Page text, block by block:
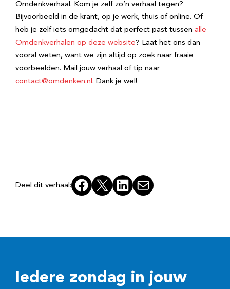
Omdenkverhaal. Kom je zelf zo’n verhaal tegen?
Bijvoorbeeld in de krant, op je werk, thuis of online. Of
heb je zelf iets omgedacht dat perfect past tussen alle
Omdenkverhalen op deze website? Laat het ons dan
vooral weten, want we zijn altijd op zoek naar fraaie
voorbeelden. Mail jouw verhaal of tip naar
contact@omdenken.nl. Dank je wel!
Deel dit verhaal: Facebook
X LinkedInE-mail
Iedere zondag in jouw